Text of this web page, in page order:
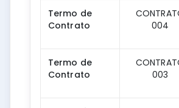
Termo de
Contrato
004
Termo de
Contrato
003